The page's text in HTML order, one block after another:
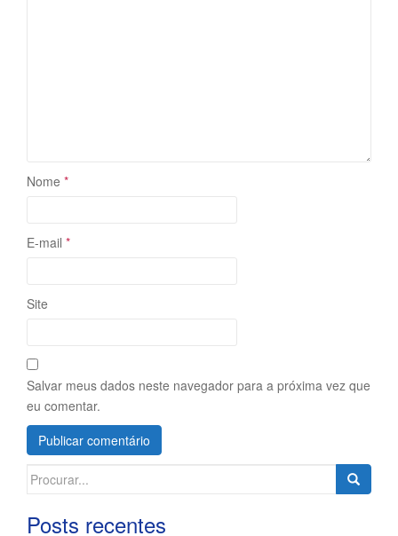
Nome *
E-mail *
Site
Salvar meus dados neste navegador para a próxima vez que
eu comentar.
Search
Posts recentes